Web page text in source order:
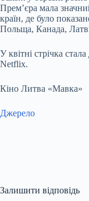
Прем’єра мала
країн, де було
Польща, Канада,
У квітні стрічка
Netflix.
Кіно Литва «Мавка»
Джерело
Залишити відповідь